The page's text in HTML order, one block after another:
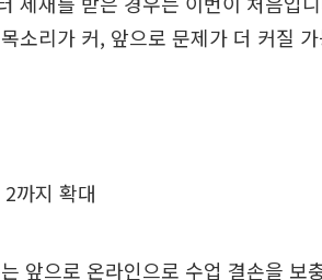
소리가 커, 앞으로 문제가 더 커질
까지 확대
앞으로 온라인으로 수업 결손을 보